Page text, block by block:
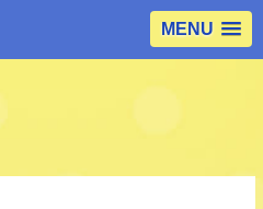
MENU